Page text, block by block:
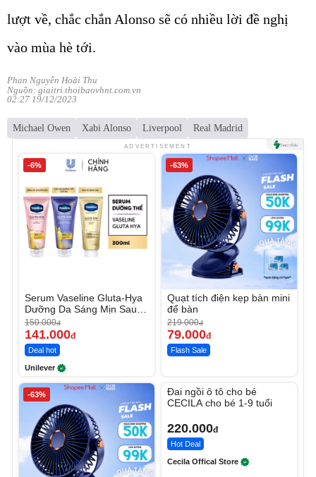
lượt về, chắc chắn Alonso sẽ có nhiều lời đề nghị
vào mùa hè tới.
Phan Nguyễn Hoài Thu
Nguồn: giaitri.thoibaovhnt.com.vn
02:27 19/12/2023
Michael Owen Xabi Alonso Liverpool Real Madrid
ADVERTISEMENT
-6%
Serum Vaseline Gluta-Hya
Dưỡng Da Sáng Mịn Sau 7
Ngày
150.000đ
141.000đ
Deal hot
Unilever
-63%
Quạt tích điện kẹp bàn mini
để bàn
219.000đ
79.000đ
Flash Sale
-63%
Đai ngồi ô tô cho bé
CECILA cho bé 1-9 tuổi
220.000đ
Hot Deal
Cecila Offical Store